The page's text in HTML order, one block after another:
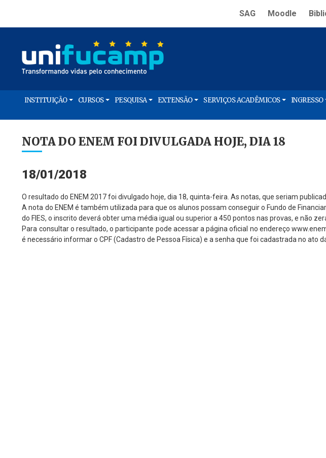
SAG Moodle
INSTITUIÇÃO CURSOS PESQUISA EXTENSÃO SERVIÇOS ACADÊMICOS INGRESSO
NOTA DO ENEM FOI DIVULGADA HOJE, DIA 18
18/01/2018
O resultado do ENEM 2017 foi divulgado hoje, dia 18, quinta-feira. As notas, que seriam
A nota do ENEM é também utilizada para que os alunos possam conseguir o Fundo de
do FIES, o inscrito deverá obter uma média igual ou superior a 450 pontos nas provas, e não
Para consultar o resultado, o participante pode acessar a página oficial no endereço
é necessário informar o CPF (Cadastro de Pessoa Física) e a senha que foi cadastrada no ato